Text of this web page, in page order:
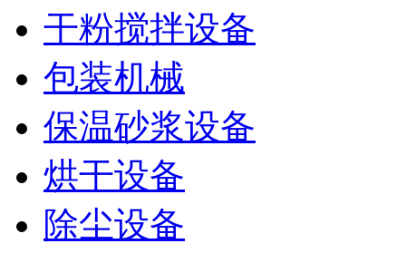
干粉搅拌设备
包装机械
保温砂浆设备
烘干设备
除尘设备